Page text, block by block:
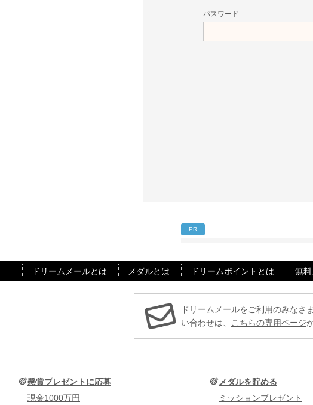
パスワード
PR
ドリームメールとは メダルとは ドリームポイントとは 無
ドリームメールをご利用のみなさ
い合わせは、
こちらの専用ページ
懸賞プレゼントに応募
現金1000万円
メダルを貯める
ミッションプレゼント